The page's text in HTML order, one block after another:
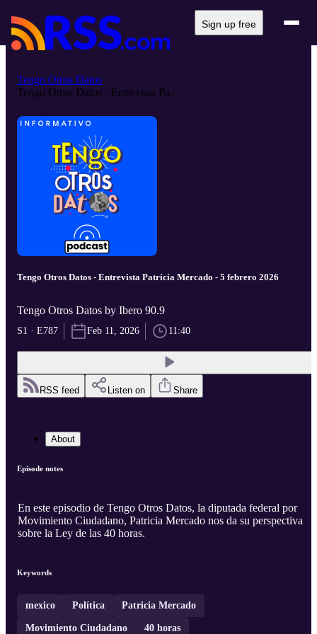
Sign up free
Tengo Otros Datos
Tengo Otros Datos - Entrevista Pa...
Tengo Otros Datos - Entrevista Patricia Mercado - 5 febrero 2026
Tengo Otros Datos by Ibero 90.9
S1 · E787 Feb 11, 2026 11:40
RSS feed Listen on Share
About
Episode notes
En este episodio de Tengo Otros Datos, la diputada federal por
Movimiento Ciudadano, Patricia Mercado nos da su perspectiva
sobre la Ley de las 40 horas.
Keywords
mexico Política Patricia Mercado
Movimiento Ciudadano 40 horas